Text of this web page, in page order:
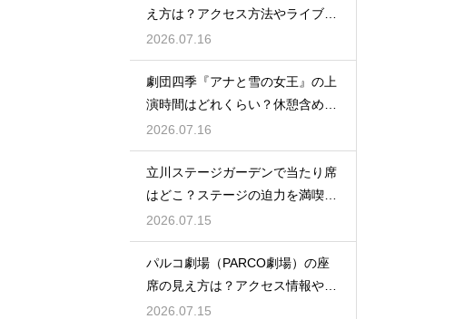
え方は？アクセス方法やライブを
楽しむポイントを紹介
2026.07.16
劇団四季『アナと雪の女王』の上
演時間はどれくらい？休憩含めた
公演の長さを解説
2026.07.16
立川ステージガーデンで当たり席
はどこ？ステージの迫力を満喫で
きるベストポジションを紹介
2026.07.15
パルコ劇場（PARCO劇場）の座
席の見え方は？アクセス情報や劇
場の特徴も徹底紹介
2026.07.15